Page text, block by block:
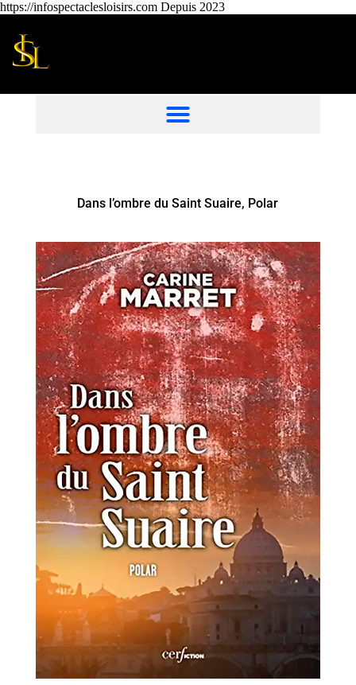
https://infospectaclesloisirs.com Depuis 2023
Dans l’ombre du Saint Suaire, Polar